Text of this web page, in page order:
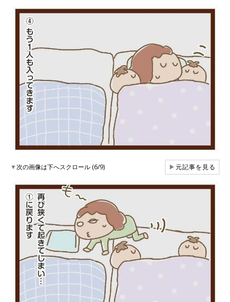
▼次の画像は下へスクロール (6/9) ▶元記事を見る